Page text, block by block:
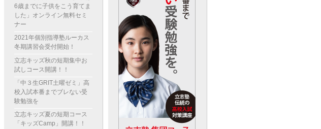
6歳までに子供をこう育てま
した」オンライン無料セミ
ナー
2021年個別指導塾ルーカス
冬期講習会受付開始！
立志キッズ秋の短期集中お
試しコース開講！！
「中３生GRIT土曜ゼミ」高
校入試本番までブレない受
験勉強を
立志キッズ夏の短期コース
「キッズCamp」開講！！